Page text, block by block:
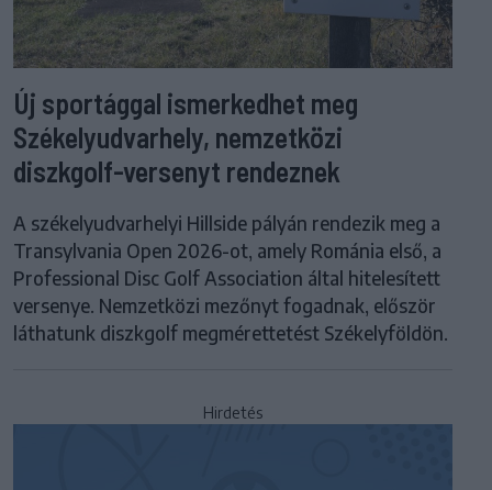
Új sportággal ismerkedhet meg
Székelyudvarhely, nemzetközi
diszkgolf-versenyt rendeznek
A székelyudvarhelyi Hillside pályán rendezik meg a
Transylvania Open 2026-ot, amely Románia első, a
Professional Disc Golf Association által hitelesített
versenye. Nemzetközi mezőnyt fogadnak, először
láthatunk diszkgolf megmérettetést Székelyföldön.
Hirdetés